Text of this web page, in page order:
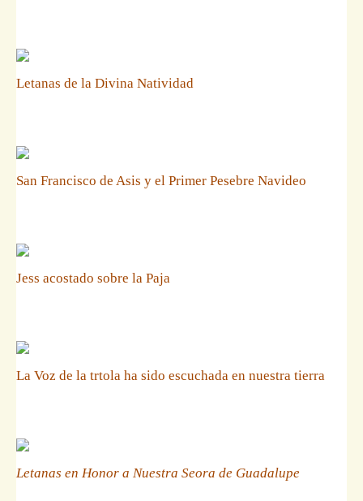
Letanas de la Divina Natividad
San Francisco de Asis y el Primer Pesebre Navideo
Jess acostado sobre la Paja
La Voz de la trtola ha sido escuchada en nuestra tierra
Letanas en Honor a Nuestra Seora de Guadalupe